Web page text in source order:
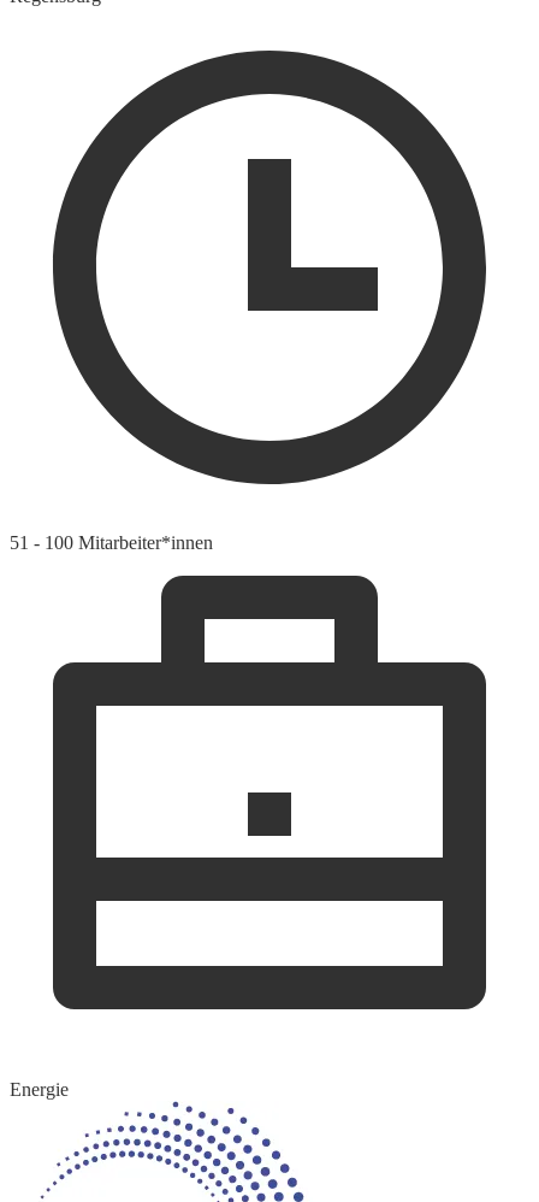
51 - 100 Mitarbeiter*innen
Energie